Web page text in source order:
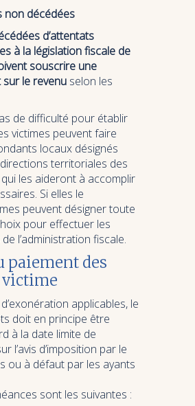
non décédées
d’attentats
à la législation fiscale de
souscrire une
sur le revenu selon les
de difficulté pour établir
victimes peuvent faire
locaux désignés
territoriales des
les aideront à accomplir
Si elles le
peuvent désigner toute
pour effectuer les
l’administration fiscale.
paiement des
applicables, le
doit en principe être
à la date limite de
l’avis d’imposition par le
ou à défaut par les ayants
sont les suivantes :